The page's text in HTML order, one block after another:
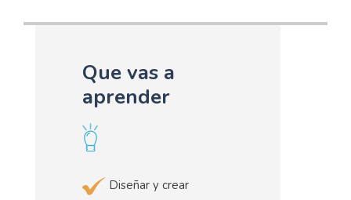
Que vas a
aprender
Diseñar y crear